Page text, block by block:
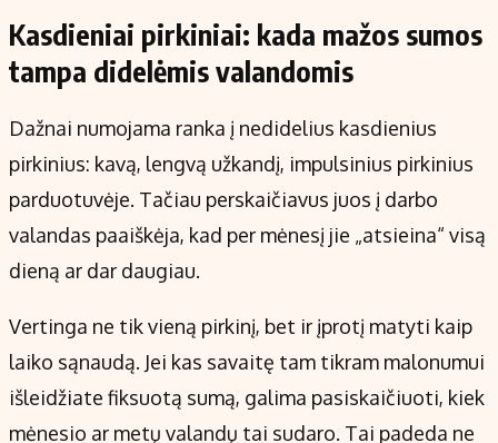
Kasdieniai pirkiniai: kada mažos sumos
tampa didelėmis valandomis
Dažnai numojama ranka į nedidelius kasdienius
pirkinius: kavą, lengvą užkandį, impulsinius pirkinius
parduotuvėje. Tačiau perskaičiavus juos į darbo
valandas paaiškėja, kad per mėnesį jie „atsieina“ visą
dieną ar dar daugiau.
Vertinga ne tik vieną pirkinį, bet ir įprotį matyti kaip
laiko sąnaudą. Jei kas savaitę tam tikram malonumui
išleidžiate fiksuotą sumą, galima pasiskaičiuoti, kiek
mėnesio ar metų valandų tai sudaro. Tai padeda ne